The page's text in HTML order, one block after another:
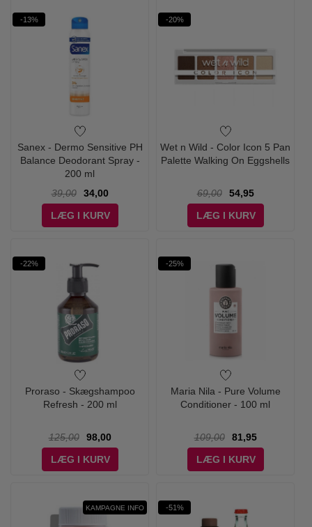
-13%
Sanex - Dermo Sensitive PH
Balance Deodorant Spray -
200 ml
39,00
34,00
LÆG I KURV
-20%
Wet n Wild - Color Icon 5 Pan
Palette Walking On Eggshells
69,00
54,95
LÆG I KURV
-22%
Proraso - Skægshampoo
Refresh - 200 ml
125,00
98,00
LÆG I KURV
-25%
Maria Nila - Pure Volume
Conditioner - 100 ml
109,00
81,95
LÆG I KURV
KAMPAGNE INFO -51%